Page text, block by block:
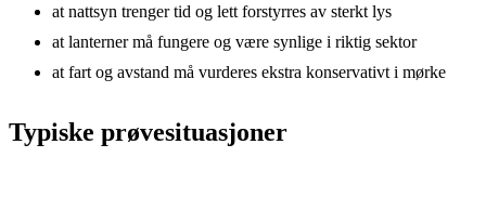
at nattsyn trenger tid og lett forstyrres av sterkt lys
at lanterner må fungere og være synlige i riktig sektor
at fart og avstand må vurderes ekstra konservativt i mørke
Typiske prøvesituasjoner